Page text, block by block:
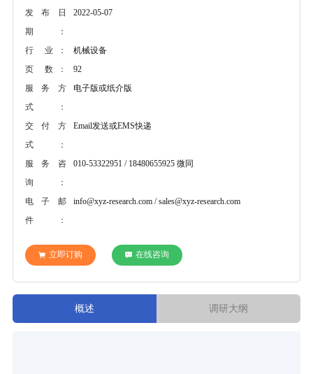
发布日
期：
2022-05-07
行 业：
机械设备
页 数：
92
服务方
式：
电子版或纸介版
交付方
式：
Email发送或EMS快递
服务咨
询：
010-53322951 / 18480655925 微同
电子邮
件：
info@xyz-research.com / sales@xyz-research.com
立即订购 在线咨询
概述 调研大纲